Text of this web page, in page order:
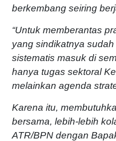
berkembang seiring
“Untuk memberantas
yang sindikatnya
sistematis masuk di
hanya tugas sektoral
melainkan agenda
Karena itu,
bersama, lebih-lebih
ATR/BPN dengan